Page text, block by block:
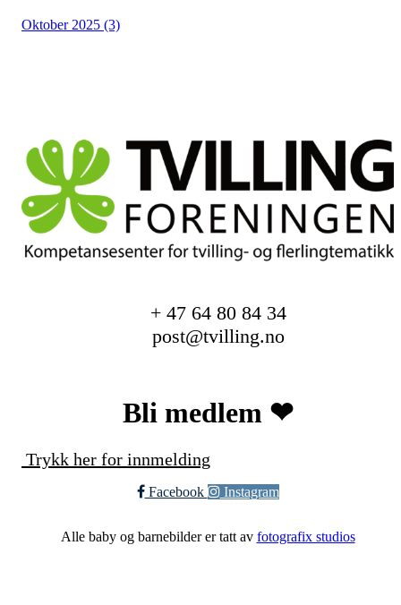
Oktober 2025 (3)
+ 47 64 80 84 34
post@tvilling.no
Bli medlem ❤︎
Trykk her for innmelding
Facebook Instagram
Alle baby og barnebilder er tatt av fotografix studios